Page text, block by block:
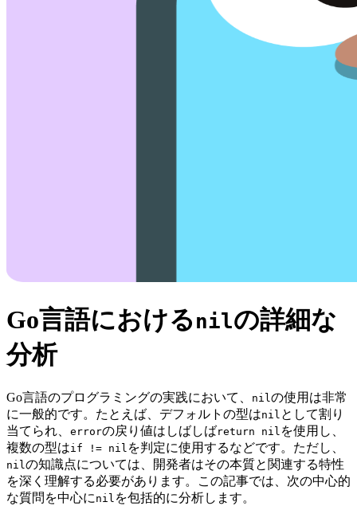
Go言語における nilの詳細な
分析
Go言語のプログラミングの実践において、 nilの使用は非常
に一般的です。たとえば、デフォルトの型はnil として割り
当てられ、 errorの戻り値はしばしばreturn nil を使用し、
複数の型はif != nil を判定に使用するなどです。ただし、
nilの知識点については、開発者はその本質と関連する特性
を深く理解する必要があります。この記事では、次の中心的
な質問を中心に nil を包括的に分析します。